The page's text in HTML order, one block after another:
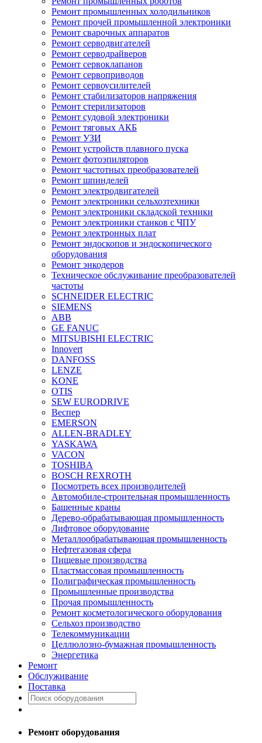
Ремонт промышленных холодильников
Ремонт прочей промышленной электроники
Ремонт сварочных аппаратов
Ремонт серводвигателей
Ремонт серводрайверов
Ремонт сервоклапанов
Ремонт сервоприводов
Ремонт сервоусилителей
Ремонт стабилизаторов напряжения
Ремонт стерилизаторов
Ремонт судовой электроники
Ремонт тяговых АКБ
Ремонт УЗИ
Ремонт устройств плавного пуска
Ремонт фотоэпиляторов
Ремонт частотных преобразователей
Ремонт шпинделей
Ремонт электродвигателей
Ремонт электроники сельхозтехники
Ремонт электроники складской техники
Ремонт электроники станков с ЧПУ
Ремонт электронных плат
Ремонт эндоскопов и эндоскопического
оборудования
Ремонт энкодеров
Техническое обслуживание преобразователей
частоты
SCHNEIDER ELECTRIC
SIEMENS
ABB
GE FANUC
MITSUBISHI ELECTRIC
Innovert
DANFOSS
LENZE
KONE
OTIS
SEW EURODRIVE
Веспер
EMERSON
ALLEN-BRADLEY
YASKAWA
VACON
TOSHIBA
BOSCH REXROTH
Посмотреть всех производителей
Автомобиле-строительная промышленность
Башенные краны
Дерево-обрабатывающая промышленность
Лифтовое оборудование
Металлообрабатывающая промышленность
Нефтегазовая сфера
Пищевые производства
Пластмассовая промышленность
Полиграфическая промышленность
Промышленные производства
Прочая промышленность
Ремонт косметологического оборудования
Сельхоз производство
Телекоммуникации
Целлюлозно-бумажная промышленность
Энергетика
Ремонт
Обслуживание
Поставка
Ремонт оборудования